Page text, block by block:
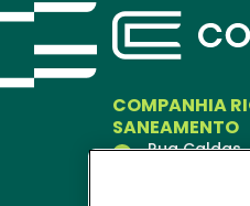
COMPANHIA
SANEAMENTO
Rua Caldas